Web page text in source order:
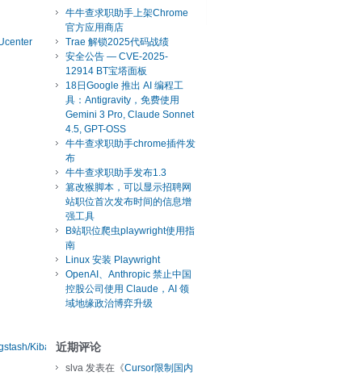
Kibana
牛牛查求职助手上架Chrome
官方应用商店
Trae 解锁2025代码战绩
安全公告 — CVE-2025-
12914 BT宝塔面板
18日Google 推出 AI 编程工
具：Antigravity，免费使用
Gemini 3 Pro, Claude Sonnet
4.5, GPT-OSS
牛牛查求职助手chrome插件发
布
牛牛查求职助手发布1.3
篡改猴脚本，可以显示招聘网
站职位首次发布时间的信息增
强工具
B站职位爬虫playwright使用指
南
Linux 安装 Playwright
OpenAI、Anthropic 禁止中国
控股公司使用 Claude，AI 领
域地缘政治博弈升级
近期评论
slva 发表在《Cursor限制国内